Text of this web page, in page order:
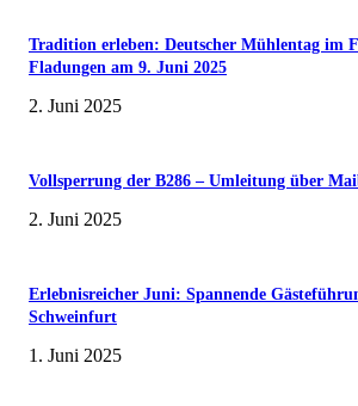
Tradition erleben: Deutscher Mühlentag im
Fladungen am 9. Juni 2025
2. Juni 2025
Vollsperrung der B286 – Umleitung über
2. Juni 2025
Erlebnisreicher Juni: Spannende
Schweinfurt
1. Juni 2025